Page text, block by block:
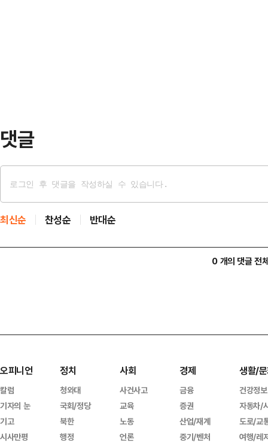
댓글
최신순 찬성순 반대순
0 개의 댓글 전
오피니언
칼럼
기자의 눈
기고
시사만평
정치
청와대
국회/정당
북한
행정
사회
사건사고
교육
노동
언론
경제
금융
증권
산업/재계
중기/벤처
생활/
건강정보
자동차/
도로/교
여행/레